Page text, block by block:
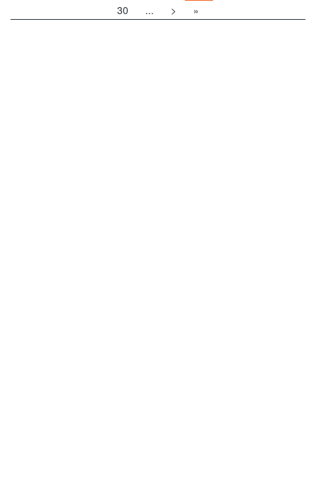
30
... > »